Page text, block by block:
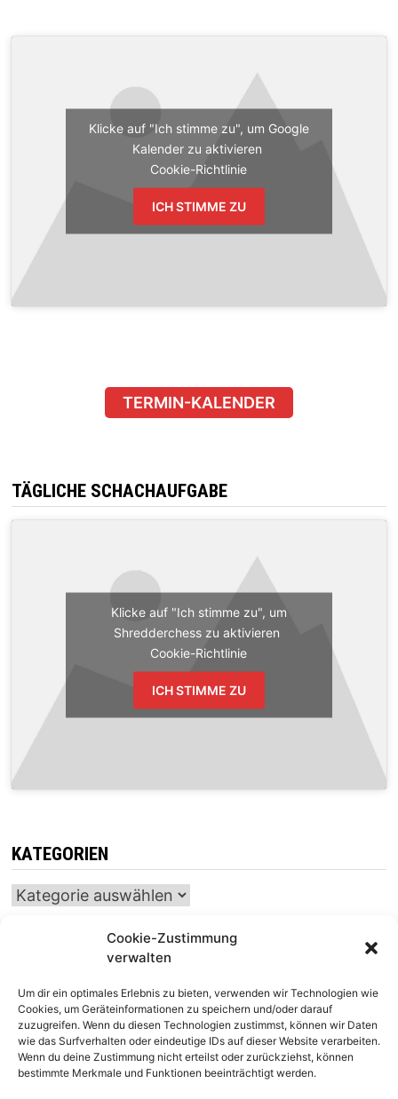
Cookie-Zustimmung
verwalten
Um dir ein optimales Erlebnis zu bieten, verwenden wir Technologien wie
Cookies, um Geräteinformationen zu speichern und/oder darauf
zuzugreifen. Wenn du diesen Technologien zustimmst, können wir Daten
wie das Surfverhalten oder eindeutige IDs auf dieser Website verarbeiten.
Wenn du deine Zustimmung nicht erteilst oder zurückziehst, können
bestimmte Merkmale und Funktionen beeinträchtigt werden.
Klicke auf "Ich stimme zu", um Google
Kalender zu aktivieren
Cookie-Richtlinie
ICH STIMME ZU
TERMIN-KALENDER
TÄGLICHE SCHACHAUFGABE
Klicke auf "Ich stimme zu", um
Shredderchess zu aktivieren
Cookie-Richtlinie
ICH STIMME ZU
KATEGORIEN
Kategorien
SCHACHTICKER